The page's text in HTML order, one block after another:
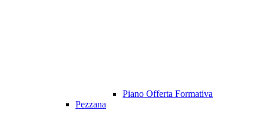
Piano Offerta Formativa
Pezzana